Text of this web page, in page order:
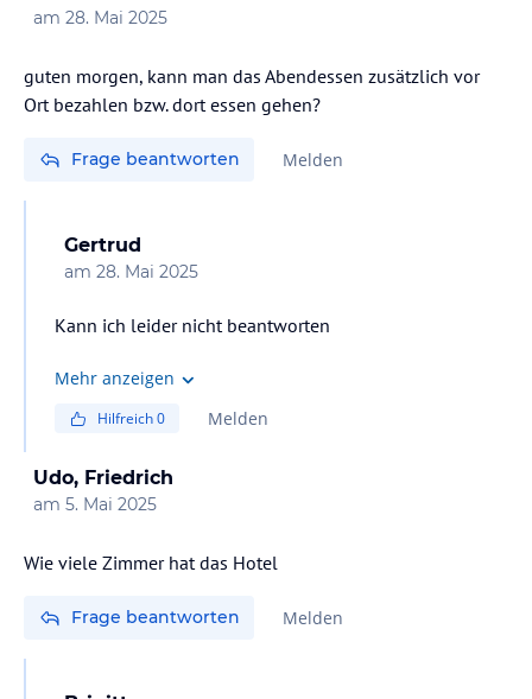
am 28. Mai 2025
guten morgen, kann man das Abendessen zusätzlich vor
Ort bezahlen bzw. dort essen gehen?
Frage beantworten Melden
Gertrud
am 28. Mai 2025
Kann ich leider nicht beantworten
Mehr anzeigen
Hilfreich0 Melden
Udo, Friedrich
am 5. Mai 2025
Wie viele Zimmer hat das Hotel
Frage beantworten Melden